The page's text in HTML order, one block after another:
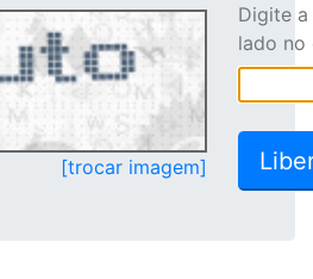
[trocar imagem]
Digite
lado no